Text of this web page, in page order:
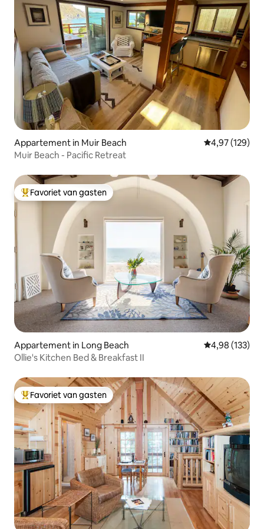
Appartement in Muir Beach Gemiddelde
4,97 (129)
Muir Beach - Pacific Retreat
Topfavoriet van gasten
Favoriet van gasten
Appartement in Long Beach Gemiddelde
4,98 (133)
Ollie's Kitchen Bed & Breakfast II
Topfavoriet van gasten
Favoriet van gasten